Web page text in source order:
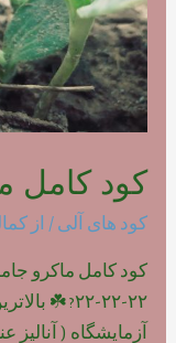
کود کامل
کود های آلی / از
۲۲-۲۲-۲۲?
آزمایشگاه ( آنالیز